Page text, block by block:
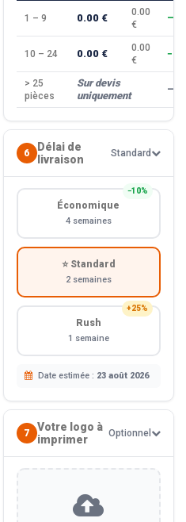
1 – 9 0.00 €
0.00
€
—
10 – 24 0.00 €
0.00
€
> 25
pièces
Sur devis
uniquement
—
6
Délai de
livraison
Standard
−10%
Économique
4 semaines
⭐ Standard
2 semaines
+25%
Rush
1 semaine
Date estimée : 23 août 2026
7
Votre logo à
imprimer
Optionnel